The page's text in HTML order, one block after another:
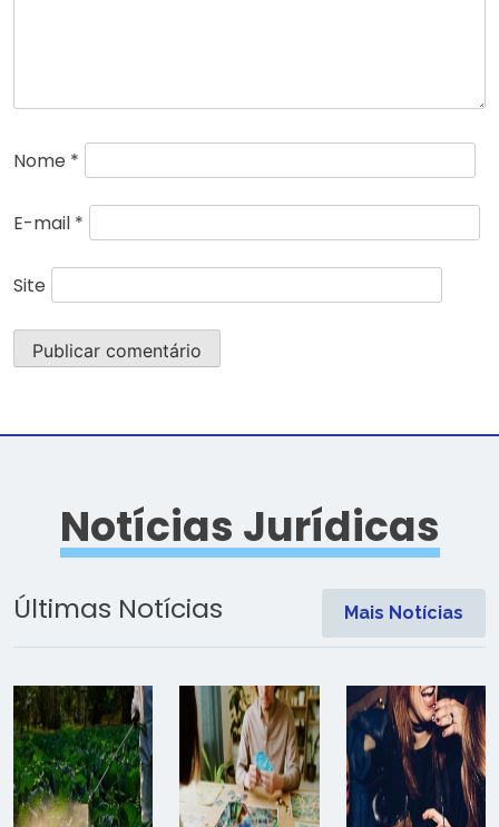
Nome *
E-mail *
Site
Notícias Jurídicas
Últimas Notícias Mais Notícias